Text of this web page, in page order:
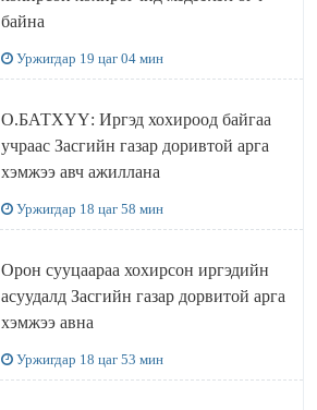
байна
Уржигдар 19 цаг 04 мин
О.БАТХҮҮ: Иргэд хохироод байгаа
учраас Засгийн газар доривтой арга
хэмжээ авч ажиллана
Уржигдар 18 цаг 58 мин
Орон сууцаараа хохирсон иргэдийн
асуудалд Засгийн газар дорвитой арга
хэмжээ авна
Уржигдар 18 цаг 53 мин